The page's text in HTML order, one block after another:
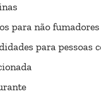
para não fumadores
para pessoas